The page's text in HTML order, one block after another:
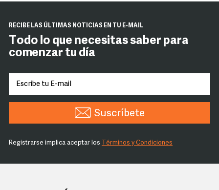
RECIBE LAS ÚLTIMAS NOTICIAS EN TU E-MAIL
Todo lo que necesitas saber para
comenzar tu día
Suscríbete
Registrarse implica aceptar los Términos y Condiciones